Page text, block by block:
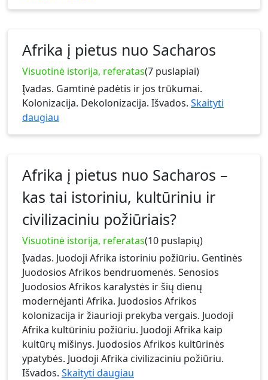
Afrika į pietus nuo Sacharos
Visuotinė istorija, referatas(7 puslapiai)
Įvadas. Gamtinė padėtis ir jos trūkumai.
Kolonizacija. Dekolonizacija. Išvados. Skaityti
daugiau
Afrika į pietus nuo Sacharos –
kas tai istoriniu, kultūriniu ir
civilizaciniu požiūriais?
Visuotinė istorija, referatas(10 puslapių)
Įvadas. Juodoji Afrika istoriniu požiūriu. Gentinės
Juodosios Afrikos bendruomenės. Senosios
Juodosios Afrikos karalystės ir šių dienų
modernėjanti Afrika. Juodosios Afrikos
kolonizacija ir žiaurioji prekyba vergais. Juodoji
Afrika kultūriniu požiūriu. Juodoji Afrika kaip
kultūrų mišinys. Juodosios Afrikos kultūrinės
ypatybės. Juodoji Afrika civilizaciniu požiūriu.
Išvados. Skaityti daugiau